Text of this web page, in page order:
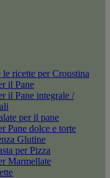
le ricette per Croustina
il Pane
il Pane integrale /
per il pane
Pane dolce e torte
Glutine
per Pizza
Marmellate